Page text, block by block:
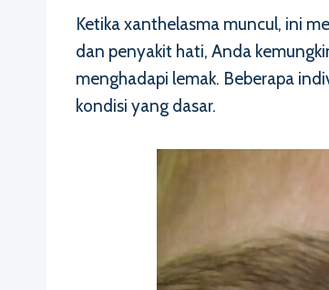
Ketika xanthelasma muncul, ini
dan penyakit hati, Anda
menghadapi lemak. Beberapa
kondisi yang dasar.